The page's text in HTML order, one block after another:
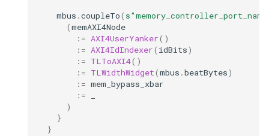
mbus .coupleTo(
(memAXI4Node
:= AXI4UserYanker()
:= AXI4IdIndexer( idBits)
:= TLToAXI4()
:= TLWidthWidget(mbus .beatBytes)
:= mem_bypass_xbar
:=
)
}
}